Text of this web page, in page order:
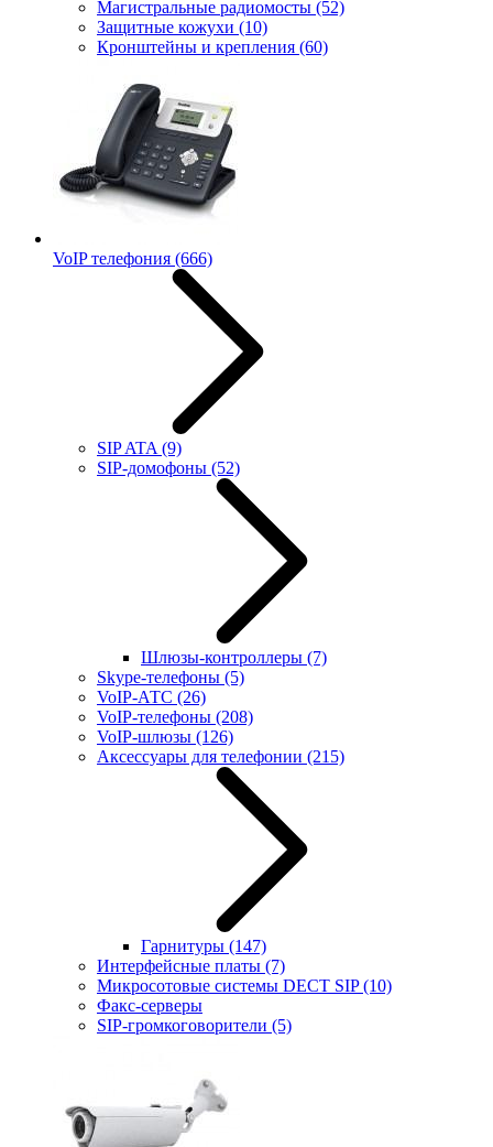
Магистральные радиомосты (52)
Защитные кожухи (10)
Кронштейны и крепления (60)
VoIP телефония (666)
SIP ATA (9)
SIP-домофоны (52)
Шлюзы-контроллеры (7)
Skype-телефоны (5)
VoIP-АТС (26)
VoIP-телефоны (208)
VoIP-шлюзы (126)
Аксессуары для телефонии (215)
Гарнитуры (147)
Интерфейсные платы (7)
Микросотовые системы DECT SIP(10)
Факс-серверы
SIP-громкоговорители (5)